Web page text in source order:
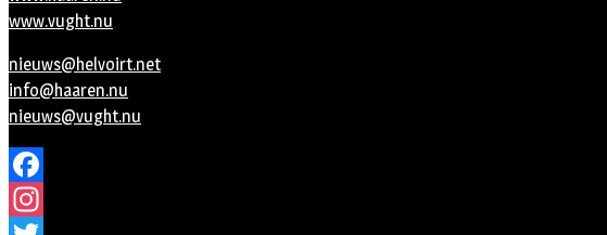
www.vught.nu
nieuws@helvoirt.net
info@haaren.nu
nieuws@vught.nu
Facebook